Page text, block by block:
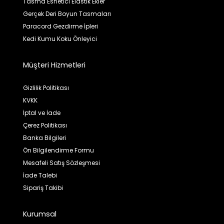
Gerçek Deri Boyun Tasmaları
Paracord Gezdirme İpleri
Kedi Kumu Koku Önleyici
Müşteri Hizmetleri
Gizlilik Politikası
KVKK
İptal ve İade
Çerez Politikası
Banka Bilgileri
Ön Bilgilendirme Formu
Mesafeli Satış Sözleşmesi
İade Talebi
Sipariş Takibi
Kurumsal